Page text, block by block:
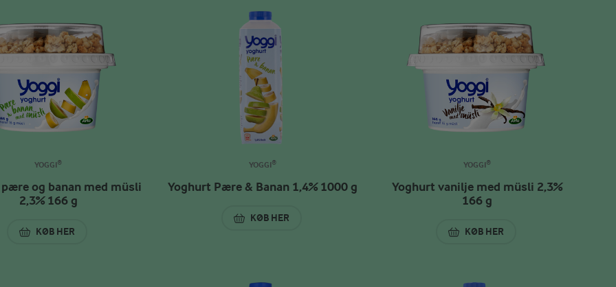
YOGGI®
og banan med müsli
2,3% 166 g
KØB HER
YOGHURT PÆRE OG BANAN MED MÜSLI 2,3% 166 G
YOGGI®
Yoghurt Pære & Banan 1,4% 1000 g
KØB HER
YOGHURT PÆRE & BANAN 1,4% 1000 G
YOGGI®
Yoghurt vanilje med müsli 2,3%
166 g
KØB HER
YOGHURT VANILJE MED MÜSLI